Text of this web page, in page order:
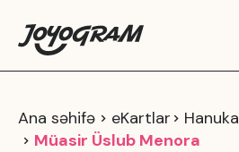
Ana səhifə eKartlar
Hanuka
Müasir Üslub Menora